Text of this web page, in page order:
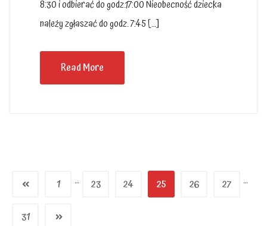
8:30 i odbierać do godz.17:00 Nieobecność dziecka
należy zgłaszać do godz. 7:45 […]
Read More
1 … 23 24 25 26 27 …
31